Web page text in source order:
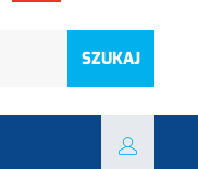
SZUKAJ